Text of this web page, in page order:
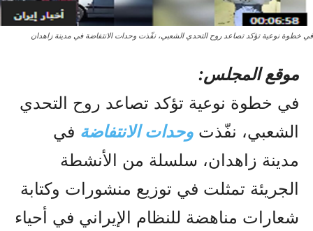
في خطوة نوعية تؤكد تصاعد روح التحدي الشعبي، نفّذت وحدات الانتفاضة في مدينة زاهدان
موقع المجلس:
في خطوة نوعية تؤكد تصاعد روح التحدي
الشعبي، نفّذت وحدات الانتفاضة في
مدينة زاهدان، سلسلة من الأنشطة
الجريئة تمثلت في توزيع منشورات وكتابة
شعارات مناهضة للنظام الإيراني في أحياء